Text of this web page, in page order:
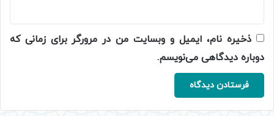
ذخیره نام، ایمیل و وبسایت من در مرورگر برای زمانی که
دوباره دیدگاهی می‌نویسم.